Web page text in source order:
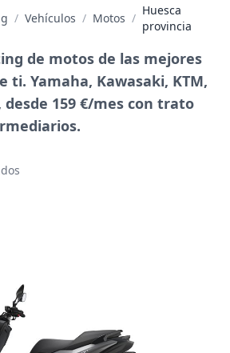
/ Vehículos / Motos /
Huesca
provincia
de motos de las mejores
ti. Yamaha, Kawasaki, KTM,
desde 159 €/mes con trato